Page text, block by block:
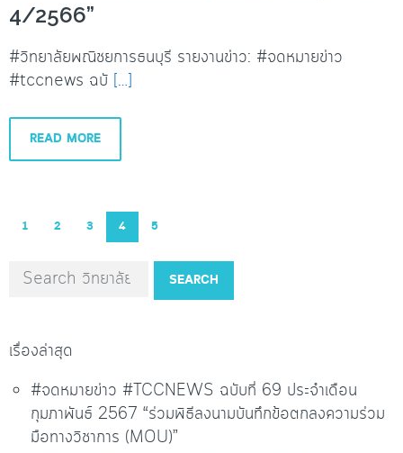
4/2566”
#วิทยาลัยพณิชยการธนบุรี รายงานข่าว: #จดหมายข่าว
#tccnews ฉบั […]
READ MORE
1 2 3 4 5
SEARCH
เรื่องล่าสุด
#จดหมายข่าว #TCCNEWS ฉบับที่ 69 ประจำเดือน
กุมภาพันธ์ 2567 “ร่วมพิธีลงนามบันทึกข้อตกลงความร่วม
มือทางวิชาการ (MOU)”